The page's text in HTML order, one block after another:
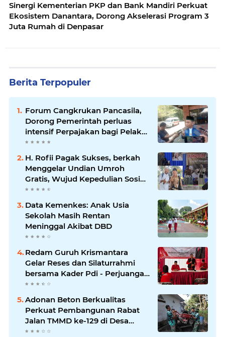
Sinergi Kementerian PKP dan Bank Mandiri Perkuat
Ekosistem Danantara, Dorong Akselerasi Program 3
Juta Rumah di Denpasar
Berita Terpopuler
Forum Cangkrukan Pancasila,
Dorong Pemerintah perluas
intensif Perpajakan bagi Pelaku
Usaha UMKM.
H. Rofii Pagak Sukses, berkah
Menggelar Undian Umroh
Gratis, Wujud Kepedulian Sosial
berbagi.
Data Kemenkes: Anak Usia
Sekolah Masih Rentan
Meninggal Akibat DBD
Redam Guruh Krismantara
Gelar Reses dan Silaturrahmi
bersama Kader Pdi - Perjuangan
Se -Kecamatan Lawang.
Adonan Beton Berkualitas
Perkuat Pembangunan Rabat
Jalan TMMD ke-129 di Desa
Ledoktempuro